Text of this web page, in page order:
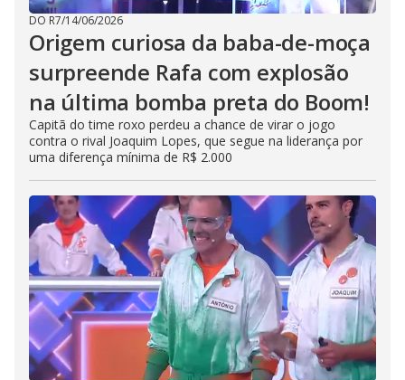
DO R7/14/06/2026
Origem curiosa da baba-de-moça
surpreende Rafa com explosão
na última bomba preta do Boom!
Capitã do time roxo perdeu a chance de virar o jogo
contra o rival Joaquim Lopes, que segue na liderança por
uma diferença mínima de R$ 2.000